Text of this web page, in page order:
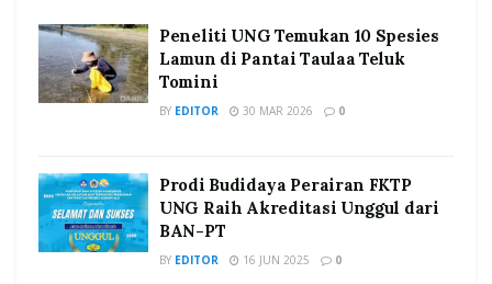
Peneliti UNG Temukan 10 Spesies
Lamun di Pantai Taulaa Teluk
Tomini
BY EDITOR 30 MAR 2026 0
Prodi Budidaya Perairan FKTP
UNG Raih Akreditasi Unggul dari
BAN-PT
BY EDITOR 16 JUN 2025 0